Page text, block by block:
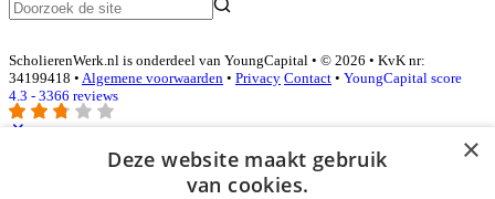
ScholierenWerk.nl is onderdeel van YoungCapital • © 2026 • KvK nr:
34199418 • Algemene voorwaarden • Privacy Contact • YoungCapital score
4.3 - 3366 reviews
Inloggen als bedrijf
×
Deze website maakt gebruik
van cookies.